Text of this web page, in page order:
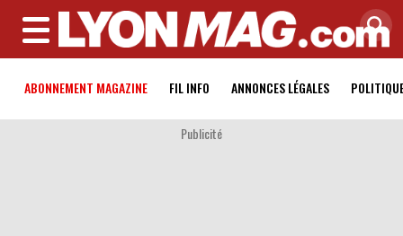
MENU
ABONNEMENT MAGAZINE FIL INFO ANNONCES LÉGALES
Publicité